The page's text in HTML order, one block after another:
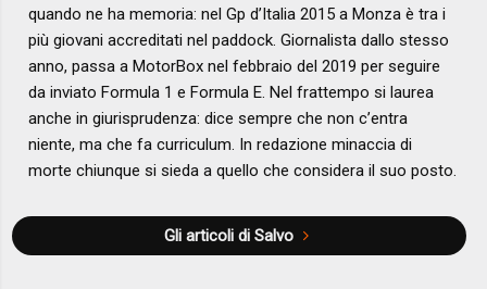
quando ne ha memoria: nel Gp d’Italia 2015 a Monza è tra i
più giovani accreditati nel paddock. Giornalista dallo stesso
anno, passa a MotorBox nel febbraio del 2019 per seguire
da inviato Formula 1 e Formula E. Nel frattempo si laurea
anche in giurisprudenza: dice sempre che non c’entra
niente, ma che fa curriculum. In redazione minaccia di
morte chiunque si sieda a quello che considera il suo posto.
Gli articoli di Salvo